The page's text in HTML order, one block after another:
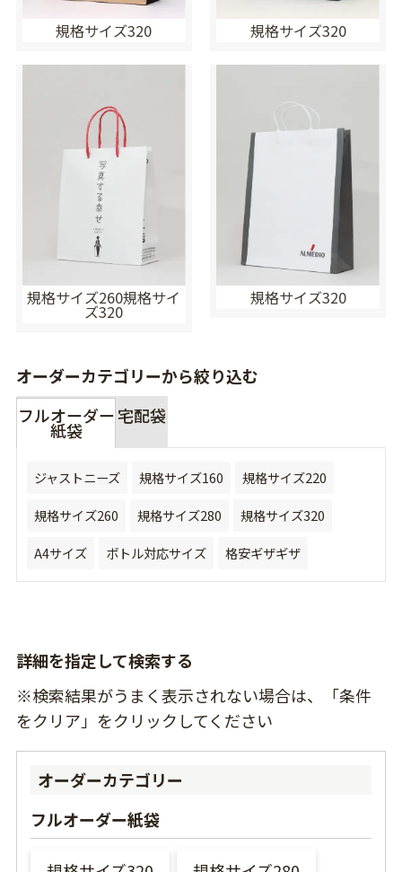
規格サイズ320 規格サイズ320
規格サイズ260規格サイ
ズ320
規格サイズ320
オーダーカテゴリーから絞り込む
フルオーダー
紙袋
宅配袋
ジャストニーズ 規格サイズ160
規格サイズ220
規格サイズ260
規格サイズ280
規格サイズ320
A4サイズ
ボトル対応サイズ 格安ギザギザ
詳細を指定して検索する
※検索結果がうまく表示されない場合は、「条件
をクリア」をクリックしてください
オーダーカテゴリー
フルオーダー紙袋